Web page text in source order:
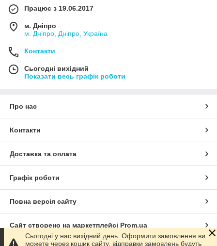
Працює з 19.06.2017
м. Дніпро
м. Дніпро, Дніпро, Україна
Контакти
Сьогодні вихідний
Показати весь графік роботи
Про нас
Контакти
Доставка та оплата
Графік роботи
Повна версія сайту
Сайт створено на маркетплейсі Prom.ua
Сьогодні у нас вихідний день. Оформити замовлення ви
можете через кошик сайту, відправки замовлень будуть